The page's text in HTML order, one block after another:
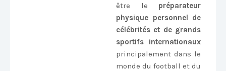
être le préparateur
physique personnel de
célébrités et de grands
sportifs internationaux
principalement dans le
monde du football et du